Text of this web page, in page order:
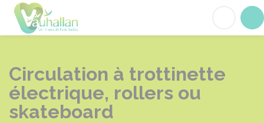
Circulation à trottinette
électrique, rollers ou
skateboard